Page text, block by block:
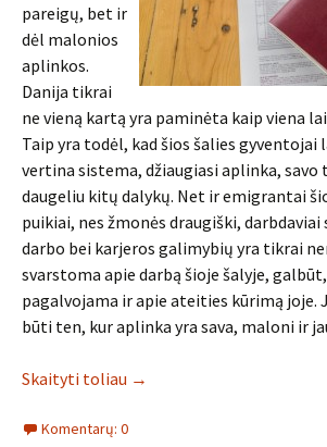
pareigų, bet ir
dėl malonios
aplinkos.
Danija tikrai
ne vieną kartą yra paminėta kaip viena
Taip yra todėl, kad šios šalies gyventojai
vertina sistema, džiaugiasi aplinka, savo
daugeliu kitų dalykų. Net ir emigrantai
puikiai, nes žmonės draugiški,
darbo bei karjeros galimybių yra tikrai
svarstoma apie darbą šioje šalyje,
pagalvojama ir apie ateities kūrimą joje.
būti ten, kur aplinka yra sava, maloni ir
Skaityti toliau →
Komentarų: 0